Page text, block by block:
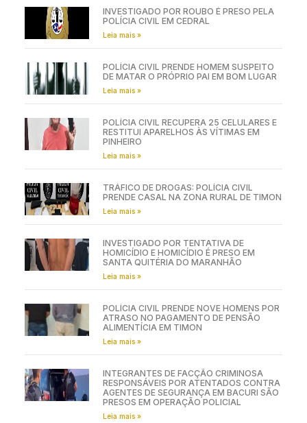
INVESTIGADO POR ROUBO É PRESO PELA
POLÍCIA CIVIL EM CEDRAL
Leia mais »
POLÍCIA CIVIL PRENDE HOMEM SUSPEITO
DE MATAR O PRÓPRIO PAI EM BOM LUGAR
Leia mais »
POLÍCIA CIVIL RECUPERA 25 CELULARES E
RESTITUI APARELHOS ÀS VÍTIMAS EM
PINHEIRO
Leia mais »
TRÁFICO DE DROGAS: POLÍCIA CIVIL
PRENDE CASAL NA ZONA RURAL DE TIMON
Leia mais »
INVESTIGADO POR TENTATIVA DE
HOMICÍDIO E HOMICÍDIO É PRESO EM
SANTA QUITÉRIA DO MARANHÃO
Leia mais »
POLÍCIA CIVIL PRENDE NOVE HOMENS POR
ATRASO NO PAGAMENTO DE PENSÃO
ALIMENTÍCIA EM TIMON
Leia mais »
INTEGRANTES DE FACÇÃO CRIMINOSA
RESPONSÁVEIS POR ATENTADOS CONTRA
AGENTES DE SEGURANÇA EM BACURI SÃO
PRESOS EM OPERAÇÃO POLICIAL
Leia mais »